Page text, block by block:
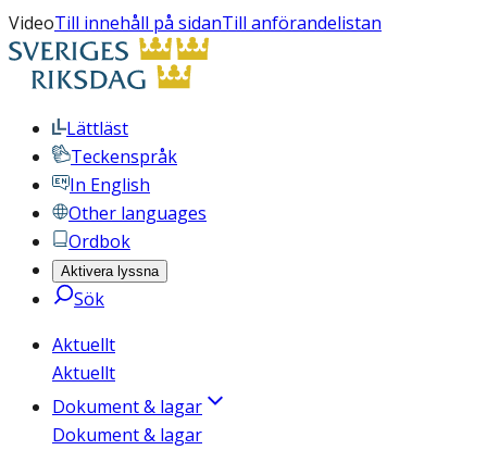
VideoTill innehåll på sidanTill anförandelistan
Lättläst
Teckenspråk
In English
Other languages
Ordbok
Aktivera lyssna
Sök
Aktuellt
Aktuellt
Dokument & lagar
Dokument & lagar